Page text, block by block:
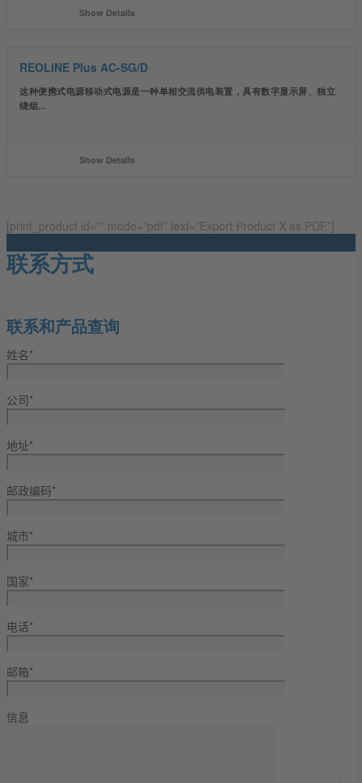
Show Details
REOLINE Plus AC-SG/D
这种便携式电源移动式电源是一种单相交流供电装置，具有数字显示屏、独立
绕组…
Show Details
[print_product id=”” mode=”pdf” text=”Export Product X as PDF”]
联系方式
联系和产品查询
姓名*
公司*
地址*
邮政编码*
城市*
国家*
电话*
邮箱*
信息